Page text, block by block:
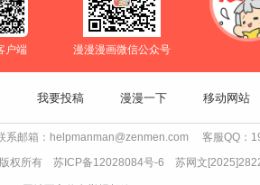
户端 漫漫漫画微信公众号
我要投稿 漫漫一下 移动网站
系邮箱：helpmanman@zenmen.com 客服QQ：
权所有 苏ICP备12028084号-6 苏网文